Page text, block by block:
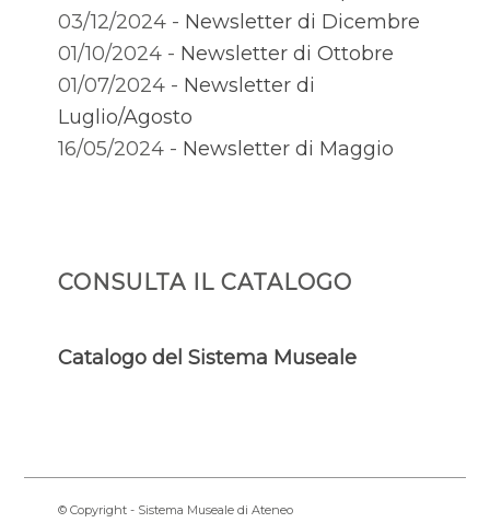
03/12/2024 - Newsletter di Dicembre
01/10/2024 - Newsletter di Ottobre
01/07/2024 - Newsletter di
Luglio/Agosto
16/05/2024 - Newsletter di Maggio
CONSULTA IL CATALOGO
Catalogo del Sistema Museale
© Copyright - Sistema Museale di Ateneo